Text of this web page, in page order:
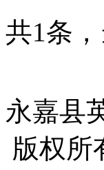
共1条
永嘉县
版权所